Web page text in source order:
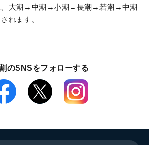
、大潮→中潮→小潮→長潮→若潮→中潮
れます。
のSNSをフォローする